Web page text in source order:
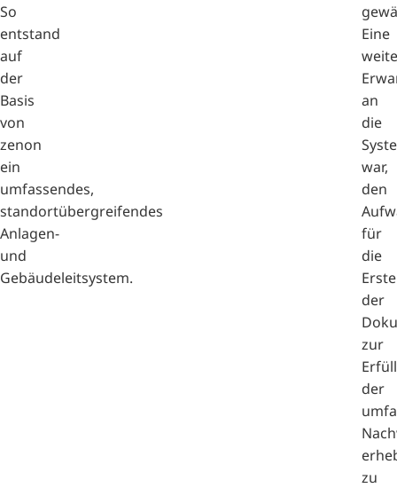
So
entstand
auf
der
Basis
von
zenon
ein
umfassendes,
standortübergreifendes
Anlagen-
und
Gebäudeleitsystem.
Eine
an
die
war,
den
für
die
der
zur
der
zu